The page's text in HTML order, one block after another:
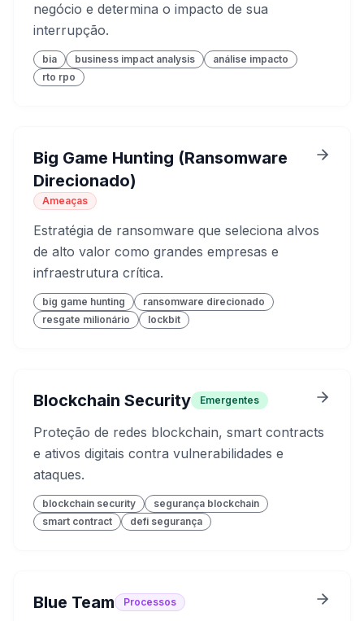
negócio e determina o impacto de sua
interrupção.
bia business impact analysis
análise impacto
rto rpo
Big Game Hunting (Ransomware
Direcionado)
Ameaças
Estratégia de ransomware que seleciona alvos
de alto valor como grandes empresas e
infraestrutura crítica.
big game hunting
ransomware direcionado
resgate milionário
lockbit
Blockchain Security Emergentes
Proteção de redes blockchain, smart contracts
e ativos digitais contra vulnerabilidades e
ataques.
blockchain security
segurança blockchain
smart contract
defi segurança
Blue Team Processos